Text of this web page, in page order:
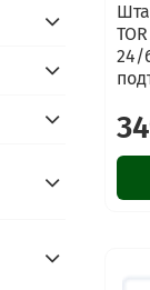
24/